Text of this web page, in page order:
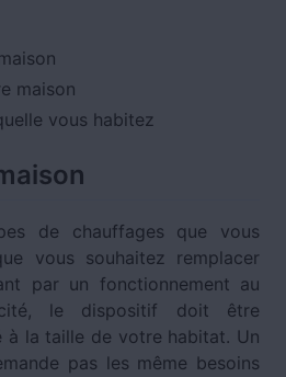
maison
vous habitez
de chauffages que vous
vous souhaitez remplacer
par un fonctionnement au
le dispositif doit être
la taille de votre habitat. Un
pas les même besoins